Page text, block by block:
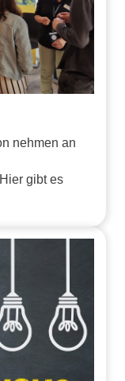
nehmen an
gibt es